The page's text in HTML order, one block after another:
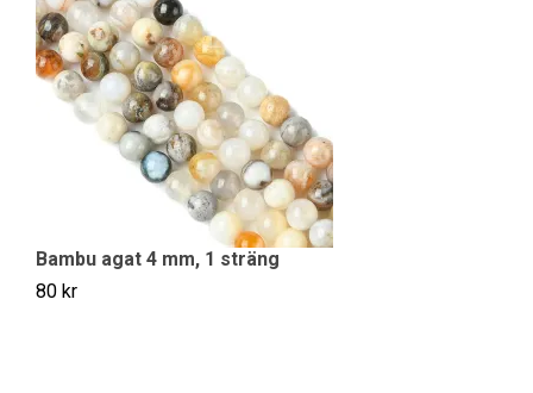
Bambu agat 4 mm, 1 sträng
80 kr